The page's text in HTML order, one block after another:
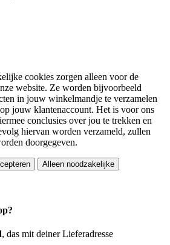
cookies zorgen alleen voor de
website. Ze worden bijvoorbeeld
in jouw winkelmandje te verzamelen
jouw klantenaccount. Het is voor ons
conclusies over jou te trekken en
hiervan worden verzameld, zullen
doorgegeven.
Alleen noodzakelijke
, das mit deiner Lieferadresse